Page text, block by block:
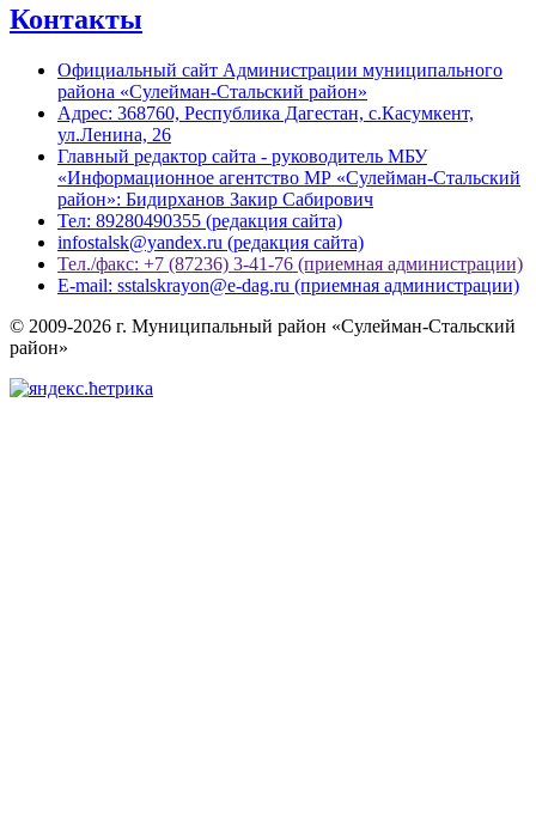
Контакты
Официальный сайт Администрации муниципального
района «Сулейман-Стальский район»
Адрес: 368760, Республика Дагестан, с.Касумкент,
ул.Ленина, 26
Главный редактор сайта - руководитель МБУ
«Информационное агентство МР «Сулейман-Стальский
район»: Бидирханов Закир Сабирович
Тел: 89280490355 (редакция сайта)
infostalsk@yandex.ru (редакция сайта)
Тел./факс: +7 (87236) 3-41-76 (приемная администрации)
E-mail: sstalskrayon@e-dag.ru (приемная администрации)
© 2009-2026 г. Муниципальный район «Сулейман-Стальский
район»